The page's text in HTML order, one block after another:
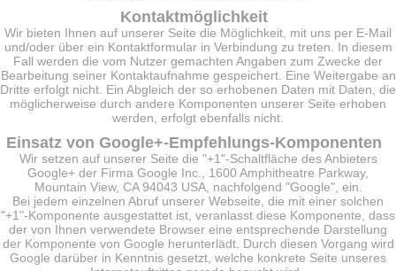
Kontaktmöglichkeit
Wir bieten Ihnen auf unserer Seite die Möglichkeit, mit uns per E-Mail
und/oder über ein Kontaktformular in Verbindung zu treten. In diesem
Fall werden die vom Nutzer gemachten Angaben zum Zwecke der
Bearbeitung seiner Kontaktaufnahme gespeichert. Eine Weitergabe an
Dritte erfolgt nicht. Ein Abgleich der so erhobenen Daten mit Daten, die
möglicherweise durch andere Komponenten unserer Seite erhoben
werden, erfolgt ebenfalls nicht.
Einsatz von Google+-Empfehlungs-Komponenten
Wir setzen auf unserer Seite die "+1"-Schaltfläche des Anbieters
Google+ der Firma Google Inc., 1600 Amphitheatre Parkway,
Mountain View, CA 94043 USA, nachfolgend "Google", ein.
Bei jedem einzelnen Abruf unserer Webseite, die mit einer solchen
"+1"-Komponente ausgestattet ist, veranlasst diese Komponente, dass
der von Ihnen verwendete Browser eine entsprechende Darstellung
der Komponente von Google herunterlädt. Durch diesen Vorgang wird
Google darüber in Kenntnis gesetzt, welche konkrete Seite unseres